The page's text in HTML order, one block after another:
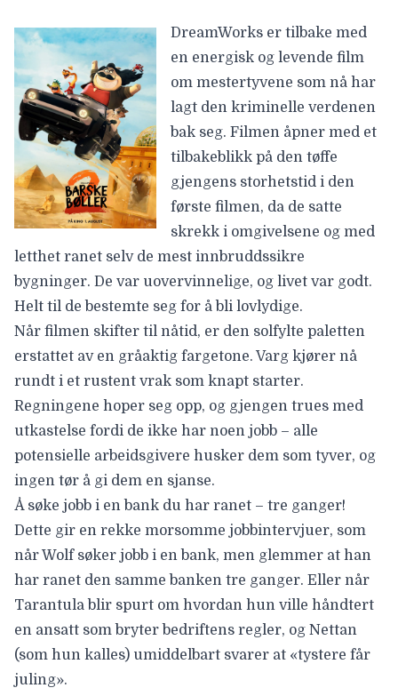
DreamWorks er tilbake med
en energisk og levende film
om mestertyvene som nå har
lagt den kriminelle verdenen
bak seg. Filmen åpner med et
tilbakeblikk på den tøffe
gjengens storhetstid i den
første filmen, da de satte
skrekk i omgivelsene og med
letthet ranet selv de mest innbruddssikre
bygninger. De var uovervinnelige, og livet var godt.
Helt til de bestemte seg for å bli lovlydige.
Når filmen skifter til nåtid, er den solfylte paletten
erstattet av en gråaktig fargetone. Varg kjører nå
rundt i et rustent vrak som knapt starter.
Regningene hoper seg opp, og gjengen trues med
utkastelse fordi de ikke har noen jobb – alle
potensielle arbeidsgivere husker dem som tyver, og
ingen tør å gi dem en sjanse.
Å søke jobb i en bank du har ranet – tre ganger!
Dette gir en rekke morsomme jobbintervjuer, som
når Wolf søker jobb i en bank, men glemmer at han
har ranet den samme banken tre ganger. Eller når
Tarantula blir spurt om hvordan hun ville håndtert
en ansatt som bryter bedriftens regler, og Nettan
(som hun kalles) umiddelbart svarer at «tystere får
juling».